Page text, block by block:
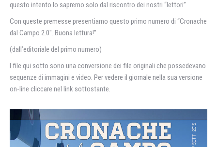
questo intento lo sapremo solo dal riscontro dei nostri “lettori”.
Con queste premesse presentiamo questo primo numero di “Cronache
dal Campo 2.0″. Buona lettura!”
(dall’editoriale del primo numero)
I file qui sotto sono una conversione dei file originali che possedevano
sequenze di immagini e video. Per vedere il giornale nella sua versione
on-line cliccare nel link sottostante.